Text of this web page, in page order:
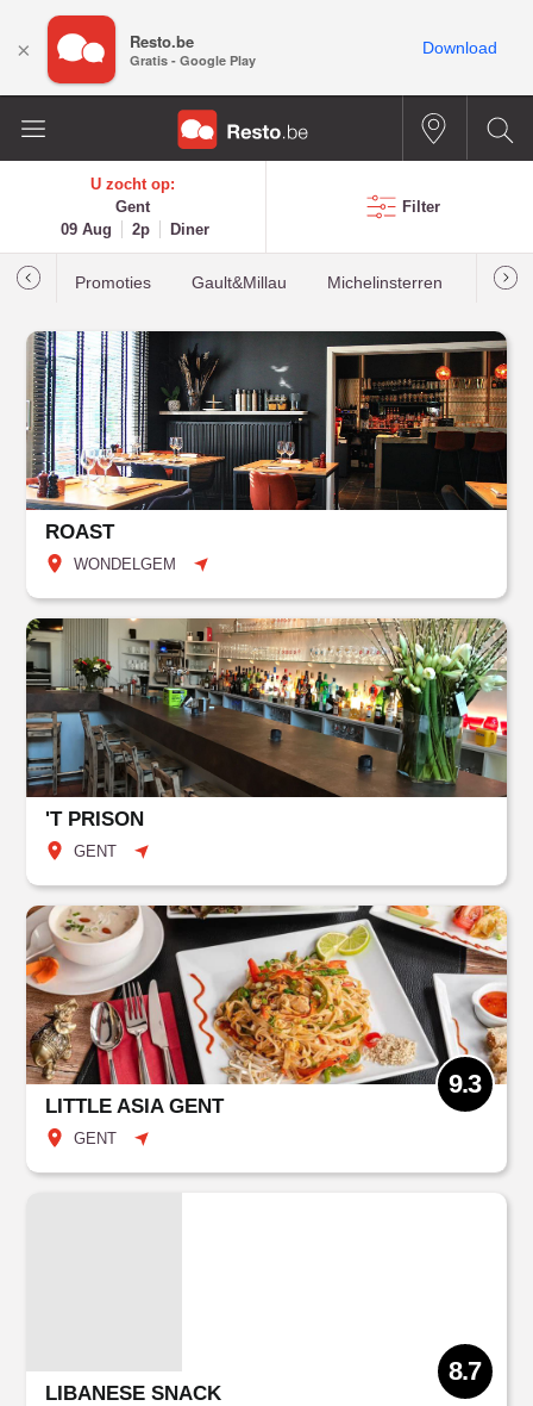
U zocht op:
Gent
09 Aug
2p Diner
Filter
Promoties Gault&Millau Michelinsterren
ROAST
WONDELGEM
'T PRISON
GENT
LITTLE ASIA GENT
GENT
9.3
LIBANESE SNACK
8.7
× Resto.be
Gratis - Google Play
Download